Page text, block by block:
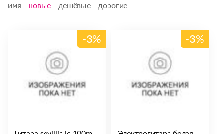
имя
новые дешёвые дорогие
-3% -3%